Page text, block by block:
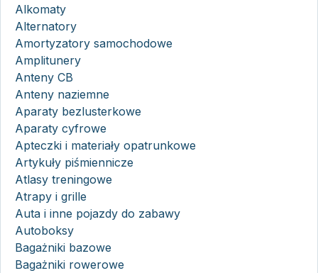
Alkomaty
Alternatory
Amortyzatory samochodowe
Amplitunery
Anteny CB
Anteny naziemne
Aparaty bezlusterkowe
Aparaty cyfrowe
Apteczki i materiały opatrunkowe
Artykuły piśmiennicze
Atlasy treningowe
Atrapy i grille
Auta i inne pojazdy do zabawy
Autoboksy
Bagażniki bazowe
Bagażniki rowerowe